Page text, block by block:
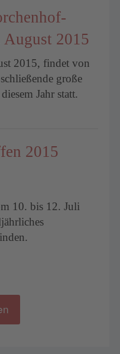
August 2015
2015, findet von
große
Jahr statt.
2015
10. bis 12. Juli